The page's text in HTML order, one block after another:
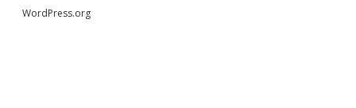
WordPress.org